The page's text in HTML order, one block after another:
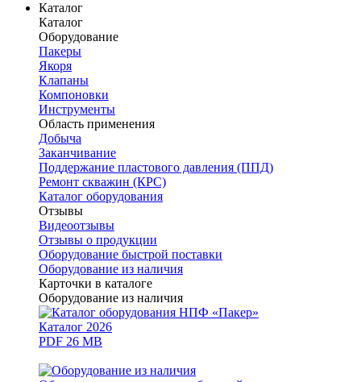
Каталог
Каталог
Оборудование
Пакеры
Якоря
Клапаны
Компоновки
Инструменты
Область применения
Добыча
Заканчивание
Поддержание пластового давления (ППД)
Ремонт скважин (КРС)
Каталог оборудования
Отзывы
Видеоотзывы
Отзывы о продукции
Оборудование быстрой поставки
Оборудование из наличия
Карточки в каталоге
Оборудование из наличия
Каталог 2026
PDF 26 MB